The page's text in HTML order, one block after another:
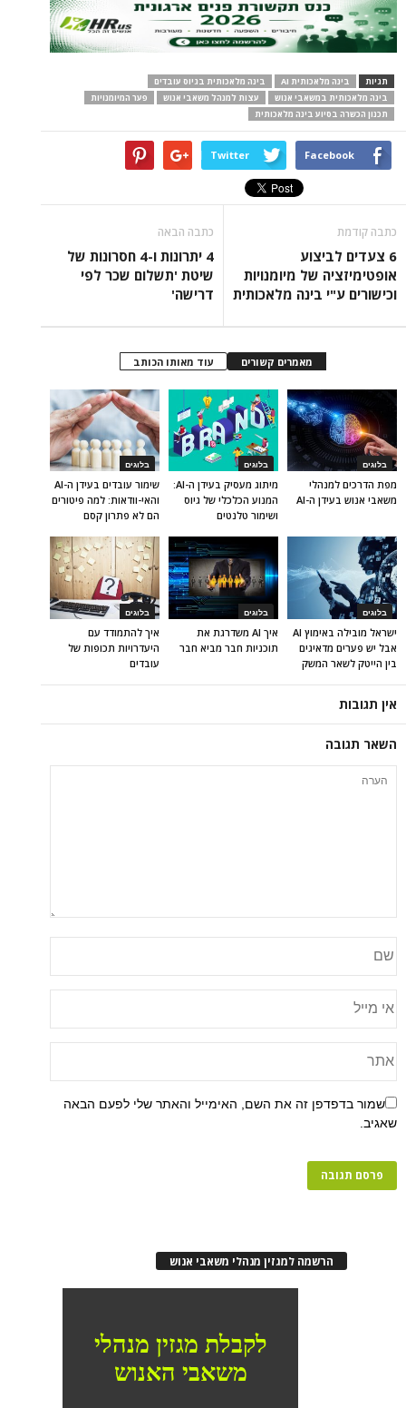
תגיות בינה מלאכותית AI
בינה מלאכותית בגיוס עובדים
בינה מלאכותית במשאבי אנוש
עצות למנהל משאבי אנוש
פער המיומנויות
תכנון הכשרה בסיוע בינה מלאכותית
Facebook
Twitter
כתבה קודמת
6 צעדים לביצוע
אופטימיזציה של מיומנויות
וכישורים ע"י בינה מלאכותית
כתבה הבאה
4 יתרונות ו-4 חסרונות של
שיטת 'תשלום שכר לפי
דרישה'
מאמרים קשורים עוד מאותו הכותב
בלוגים
שימור עובדים בעידן ה-AI
והאי-וודאות: למה פיטורים
הם לא פתרון קסם
בלוגים
מיתוג מעסיק בעידן ה-AI:
המנוע הכלכלי של גיוס
ושימור טלנטים
בלוגים
מפת הדרכים למנהלי
משאבי אנוש בעידן ה-AI
בלוגים
איך להתמודד עם
היעדרויות תכופות של
עובדים
בלוגים
איך AI משדרגת את
תוכניות חבר מביא חבר
בלוגים
ישראל מובילה באימוץ AI
אבל יש פערים מדאיגים
בין הייטק לשאר המשק
אין תגובות
השאר תגובה
שמור בדפדפן זה את השם, האימייל והאתר שלי לפעם הבאה
שאגיב.
הרשמה למגזין מנהלי משאבי אנוש